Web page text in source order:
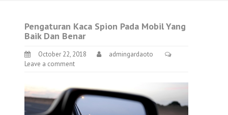
Pengaturan Kaca Spion Pada Mobil Yang
Baik Dan Benar
October 22, 2018
admingardaoto
Leave a comment